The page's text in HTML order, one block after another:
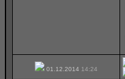
01.12.2014 14:24